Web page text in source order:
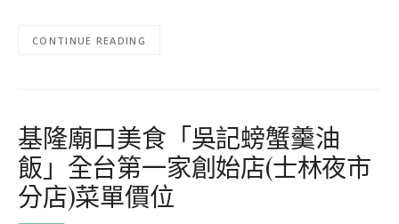
CONTINUE READING
基隆廟口美食「吳記螃蟹羹油
飯」全台第一家創始店(士林夜市
分店)菜單價位